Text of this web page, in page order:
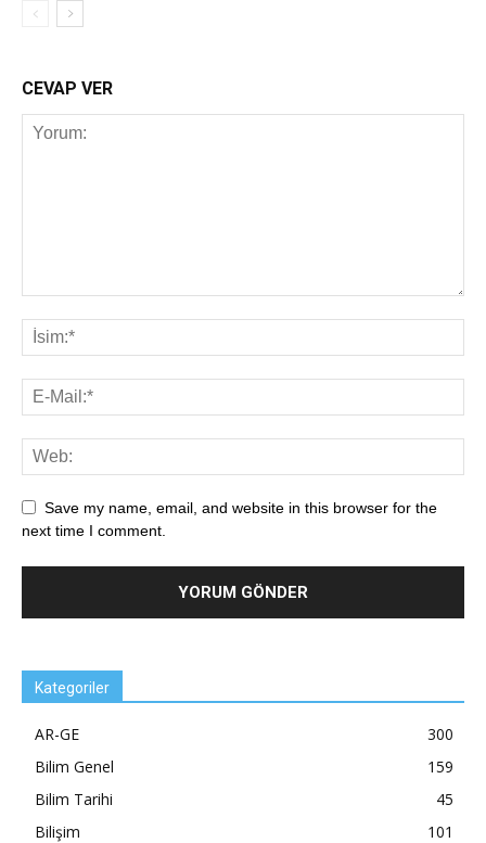
CEVAP VER
Save my name, email, and website in this browser for the
next time I comment.
Kategoriler
AR-GE
300
Bilim Genel
159
Bilim Tarihi
45
Bilişim
101